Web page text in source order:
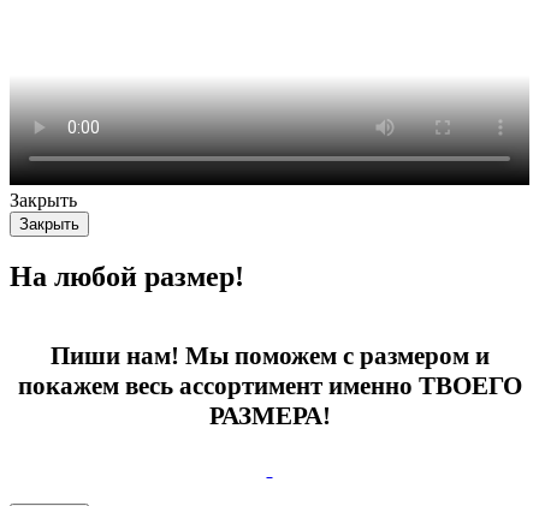
Закрыть
Закрыть
На любой размер!
Пиши нам! Мы поможем с размером и
покажем весь ассортимент именно ТВОЕГО
РАЗМЕРА!